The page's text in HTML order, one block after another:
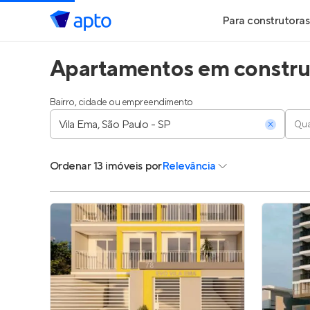
Para construtoras
Geração de
Geração de
Parcerias
Anunciar
Entrar no
Apartamentos em
Bairro, cidade ou empreendimento
Ordenar13 imóveis porRelevância